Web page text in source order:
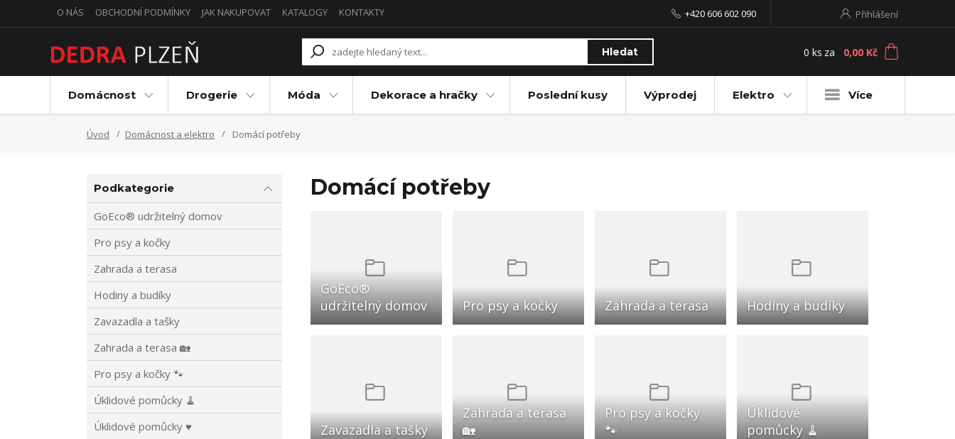
O NÁS OBCHODNÍ PODMÍNKY JAK NAKUPOVAT KATALOGY KONTAKTY Přihlášení
Hledat
+420 606 602 090
0 ks za 0,00 Kč
Domácnost Drogerie Móda Dekorace a hračky Poslední kusy Výprodej Elektro Více
Úvod Domácnost a elektro Domácí potřeby
Domácí potřeby
GoEco®
udržitelný domov
Pro psy a kočky Zahrada a terasa Hodiny a budíky
Zavazadla a tašky
Zahrada a terasa
🏡
Pro psy a kočky
🐾
Úklidové
pomůcky 🧹
Podkategorie
GoEco® udržitelný domov
Pro psy a kočky
Zahrada a terasa
Hodiny a budíky
Zavazadla a tašky
Zahrada a terasa 🏡
Pro psy a kočky 🐾
Úklidové pomůcky 🧹
Úklidové pomůcky ♥